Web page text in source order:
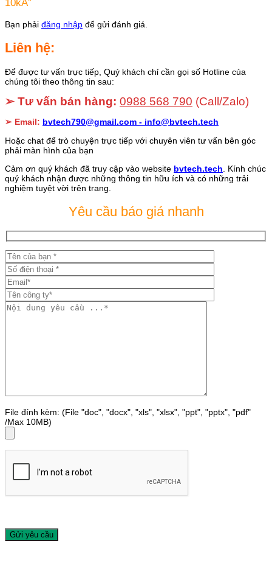
10kA”
Bạn phải đăng nhập để gửi đánh giá.
Liên hệ:
Để được tư vấn trực tiếp, Quý khách chỉ cần gọi số Hotline của
chúng tôi theo thông tin sau:
➢ Tư vấn bán hàng: 0988 568 790 (Call/Zalo)
➢ Email: bvtech790@gmail.com - info@bvtech.tech
Hoặc chat để trò chuyện trực tiếp với chuyên viên tư vấn bên góc
phải màn hình của bạn
Cảm ơn quý khách đã truy cập vào website bvtech.tech . Kính chúc
quý khách nhận được những thông tin hữu ích và có những trải
nghiệm tuyệt vời trên trang.
Yêu cầu báo giá nhanh
File đính kèm: (File "doc", "docx", "xls", "xlsx", "ppt", "pptx", "pdf"
/Max 10MB)